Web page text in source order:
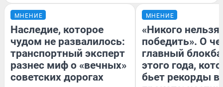
МНЕНИЕ
Наследие, которое
чудом не развалилось:
транспортный эксперт
разнес миф о «вечных»
советских дорогах
МНЕНИЕ
«Никого нельзя
победить». О
главный
этого года,
бьет рекорды в